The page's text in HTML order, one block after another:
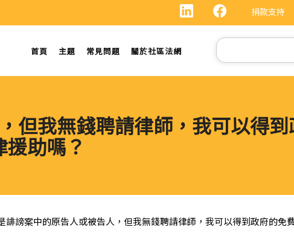
捐款支持
首頁 主題 常見問題 關於社區法網
Search
但我無錢聘請律師，我可以得
援助嗎？
誹謗案中的原告人或被告人，但我無錢聘請律師，我可以得到政府的免